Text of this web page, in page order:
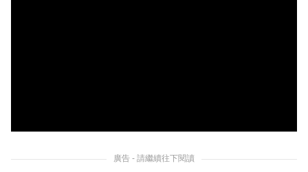
廣告 - 請繼續往下閱讀